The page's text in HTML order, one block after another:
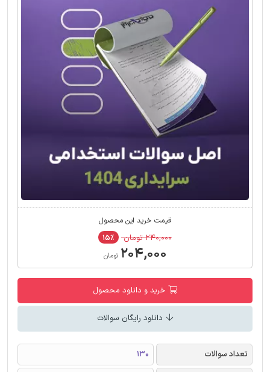
قیمت خرید این محصول
۲۴۰,۰۰۰ تومان ۱۵٪
۲۰۴,۰۰۰ تومان
خرید و دانلود محصول
دانلود رایگان سوالات
تعداد سوالات
130